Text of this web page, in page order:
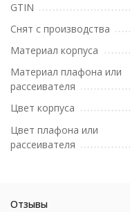
GTIN
Снят с производства
Материал корпуса
Материал плафона или
рассеивателя
Цвет корпуса
Цвет плафона или
рассеивателя
Отзывы